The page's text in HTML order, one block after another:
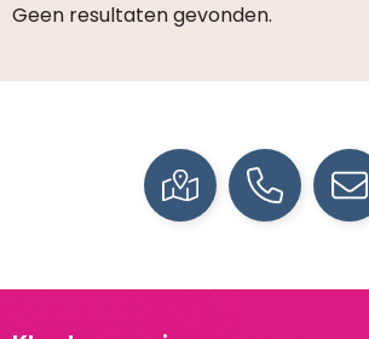
Geen resultaten gevonden.